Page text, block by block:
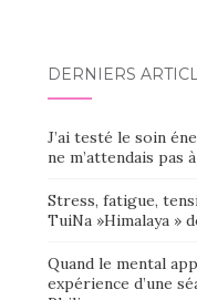
DERNIERS
J’ai testé le soin
ne m’attendais pas
Stress, fatigue,
TuiNa »Himalaya »
Quand le mental
expérience d’une